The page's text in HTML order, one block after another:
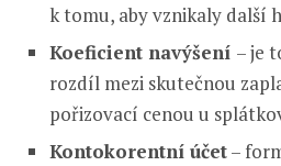
k tomu, aby vznikaly další
Koeficient navýšení – je
rozdíl mezi skutečnou
pořizovací cenou u
Kontokorentní účet–